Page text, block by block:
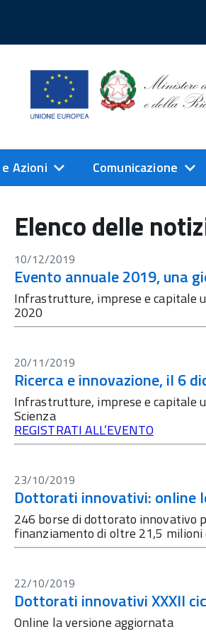
Azioni Comunicazione
Elenco delle
10/12/2019
Evento annuale 2019, una
Infrastrutture, imprese e capitale
2020
20/11/2019
Ricerca e innovazione, il 6
Infrastrutture, imprese e capitale
Scienza
REGISTRATI ALL’EVENTO
23/10/2019
Dottorati innovativi: online
246 borse di dottorato innovativo
finanziamento di oltre 21,5 milioni
22/10/2019
Dottorati innovativi XXXII
Online la versione aggiornata